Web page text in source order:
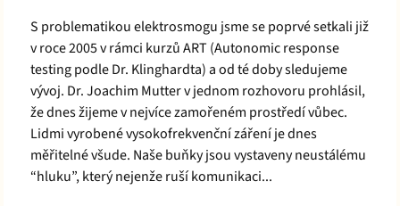
S problematikou elektrosmogu jsme se poprvé setkali již
v roce 2005 v rámci kurzů ART (Autonomic response
testing podle Dr. Klinghardta) a od té doby sledujeme
vývoj. Dr. Joachim Mutter v jednom rozhovoru prohlásil,
že dnes žijeme v nejvíce zamořeném prostředí vůbec.
Lidmi vyrobené vysokofrekvenční záření je dnes
měřitelné všude. Naše buňky jsou vystaveny neustálému
“hluku”, který nejenže ruší komunikaci...